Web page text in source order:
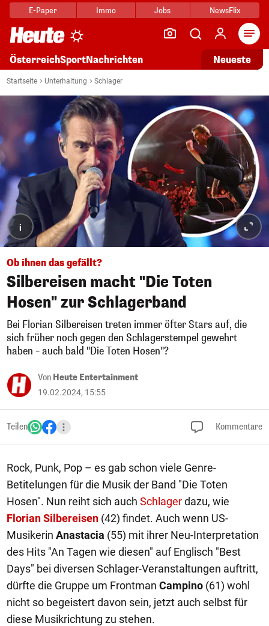
E-Paper Immo Jobs NewsFlix
ÖsterreichSportNachrichten Neueste
Startseite Unterhaltung Schlager
i
Ob ihnen das gefällt?
Silbereisen macht "Die Toten
Hosen" zur Schlagerband
Bei Florian Silbereisen treten immer öfter Stars auf, die
sich früher noch gegen den Schlagerstempel gewehrt
haben – auch bald "Die Toten Hosen"?
Von Heute Entertainment
19.02.2024, 15:55
Teilen Kommentare
Rock, Punk, Pop – es gab schon viele Genre-
Betitelungen für die Musik der Band "Die Toten
Hosen". Nun reiht sich auch Schlagerdazu, wie
Florian Silbereisen (42) findet. Auch wenn US-
Musikerin Anastacia (55) mit ihrer Neu-Interpretation
des Hits "An Tagen wie diesen" auf Englisch "Best
Days" bei diversen Schlager-Veranstaltungen auftritt,
dürfte die Gruppe um Frontman Campino (61) wohl
nicht so begeistert davon sein, jetzt auch selbst für
diese Musikrichtung zu stehen.